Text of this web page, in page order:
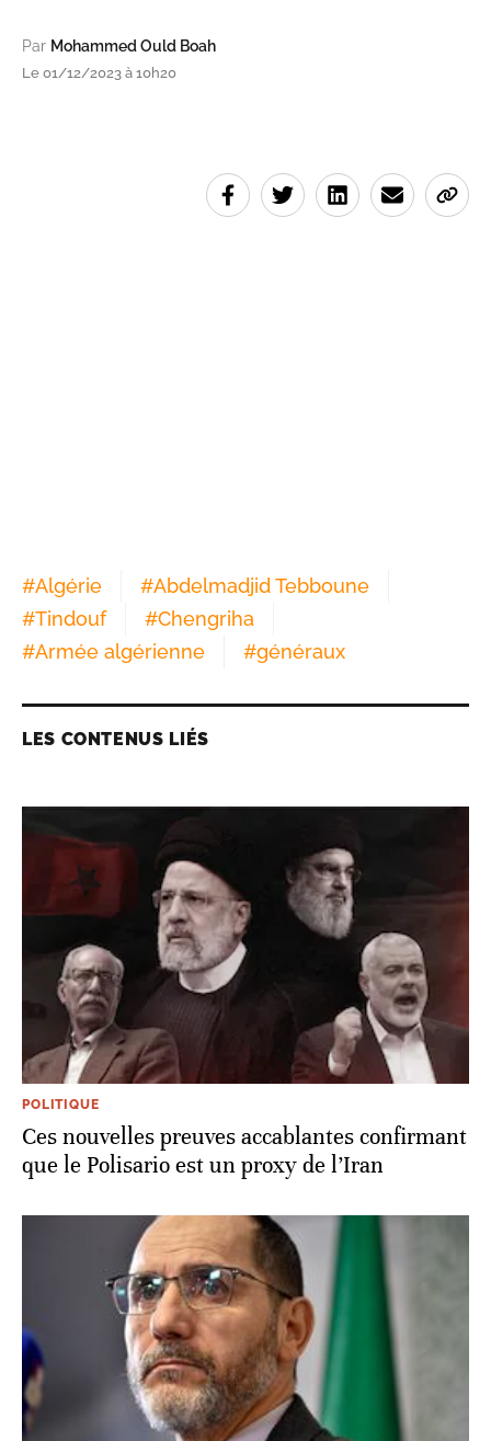
Par Mohammed Ould Boah
Le 01/12/2023 à 10h20
#Algérie #Abdelmadjid Tebboune
#Tindouf #Chengriha
#Armée algérienne #généraux
LES CONTENUS LIÉS
POLITIQUE
Ces nouvelles preuves accablantes confirmant
que le Polisario est un proxy de l’Iran